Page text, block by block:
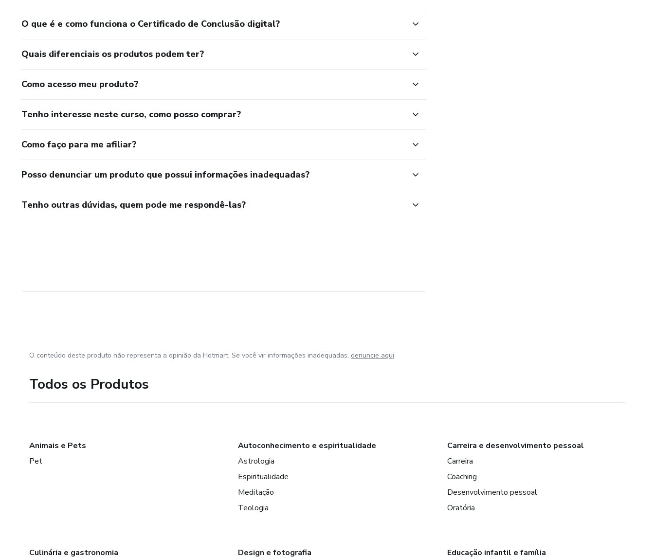
O que é e como funciona o Certificado de Conclusão digital?
Quais diferenciais os produtos podem ter?
Como acesso meu produto?
Tenho interesse neste curso, como posso comprar?
Como faço para me afiliar?
Posso denunciar um produto que possui informações inadequadas?
Tenho outras dúvidas, quem pode me respondê-las?
O conteúdo deste produto não representa a opinião da Hotmart. Se você vir informações inadequadas, denuncie aqui
Todos os Produtos
Animais e Pets
Pet
Autoconhecimento e espiritualidade
Astrologia
Espiritualidade
Meditação
Teologia
Carreira e desenvolvimento pessoal
Carreira
Coaching
Desenvolvimento pessoal
Oratória
Culinária e gastronomia Design e fotografia Educação infantil e família